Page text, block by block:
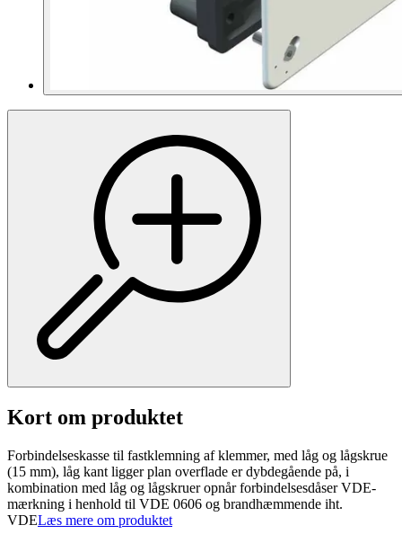
Kort om produktet
Forbindelseskasse til fastklemning af klemmer, med låg og lågskrue
(15 mm), låg kant ligger plan overflade er dybdegående på, i
kombination med låg og lågskruer opnår forbindelsesdåser VDE-
mærkning i henhold til VDE 0606 og brandhæmmende iht.
VDELæs mere om produktet